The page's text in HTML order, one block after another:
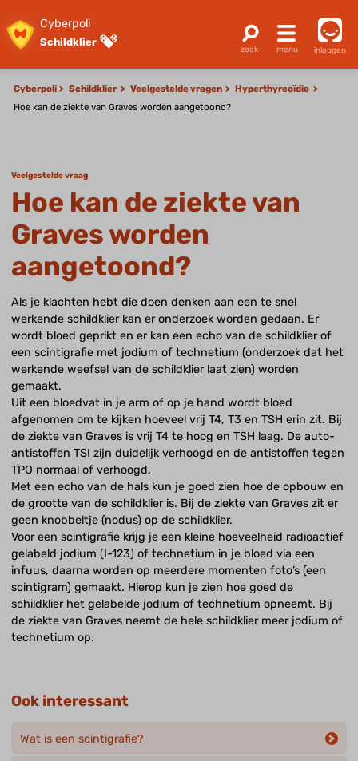
Cyberpoli
Schildklier
inloggen
Cyberpoli Schildklier Veelgestelde vragen
Hyperthyreoïdie
Hoe kan de ziekte van Graves worden aangetoond?
Veelgestelde vraag
Hoe kan de ziekte van
Graves worden
aangetoond?
Als je klachten hebt die doen denken aan een te snel
werkende schildklier kan er onderzoek worden gedaan. Er
wordt bloed geprikt en er kan een echo van de schildklier of
een scintigrafie met jodium of technetium (onderzoek dat het
werkende weefsel van de schildklier laat zien) worden
gemaakt.
Uit een bloedvat in je arm of op je hand wordt bloed
afgenomen om te kijken hoeveel vrij T4, T3 en TSH erin zit. Bij
de ziekte van Graves is vrij T4 te hoog en TSH laag. De auto-
antistoffen TSI zijn duidelijk verhoogd en de antistoffen tegen
TPO normaal of verhoogd.
Met een echo van de hals kun je goed zien hoe de opbouw en
de grootte van de schildklier is. Bij de ziekte van Graves zit er
geen knobbeltje (nodus) op de schildklier.
Voor een scintigrafie krijg je een kleine hoeveelheid radioactief
gelabeld jodium (I-123) of technetium in je bloed via een
infuus, daarna worden op meerdere momenten foto’s (een
scintigram) gemaakt. Hierop kun je zien hoe goed de
schildklier het gelabelde jodium of technetium opneemt. Bij
de ziekte van Graves neemt de hele schildklier meer jodium of
technetium op.
Ook interessant
Wat is een scintigrafie?